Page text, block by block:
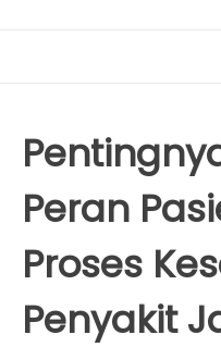
Peran
Proses
Penyakit